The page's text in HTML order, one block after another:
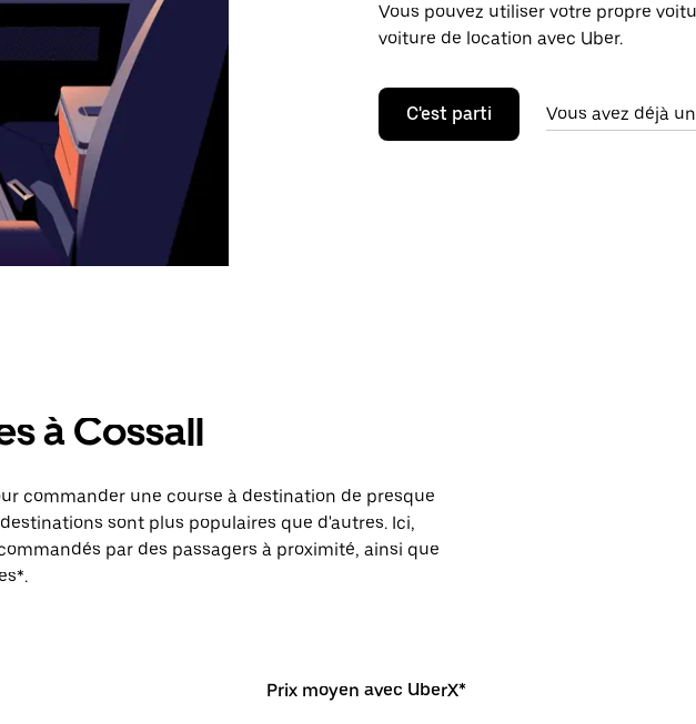
Vous pouvez utiliser votre propre
voiture de location avec Uber.
C'est parti Vous avez déjà
à Cossall
commander une course à destination de presque
sont plus populaires que d'autres. Ici,
par des passagers à proximité, ainsi que
Prix moyen avec UberX*